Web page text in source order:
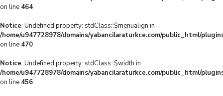
on line 464
Notice: Undefined property: stdClass::$menualign in
/home/u947728978/domains/yabancilaraturkce.com/public_html/
on line 470
Notice: Undefined property: stdClass::$width in
/home/u947728978/domains/yabancilaraturkce.com/public_html/
on line 456